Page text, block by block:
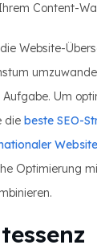
Content-
Website-
Um
die beste SEO-
Optimierung